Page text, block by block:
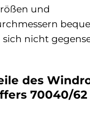
und
nicht
des
70040/